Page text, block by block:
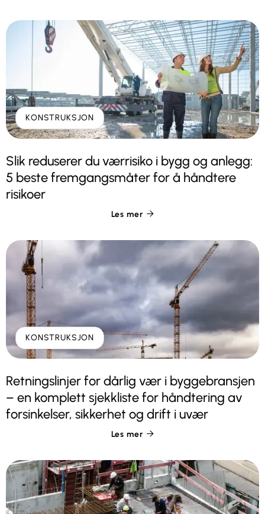
KONSTRUKSJON
Slik reduserer du værrisiko i bygg og anlegg:
5 beste fremgangsmåter for å håndtere
risikoer
Les mer 
KONSTRUKSJON
Retningslinjer for dårlig vær i byggebransjen
– en komplett sjekkliste for håndtering av
forsinkelser, sikkerhet og drift i uvær
Les mer 